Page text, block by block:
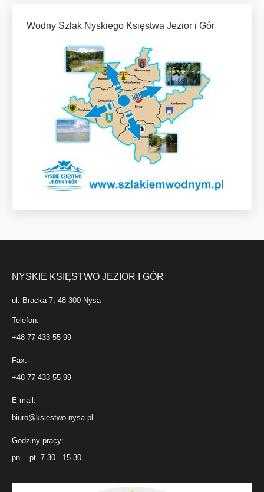
Wodny Szlak Nyskiego Księstwa Jezior i Gór
NYSKIE KSIĘSTWO JEZIOR I GÓR
ul. Bracka 7, 48-300 Nysa
Telefon:
+48 77 433 55 99
Fax:
+48 77 433 55 99
E-mail:
biuro@ksiestwo.nysa.pl
Godziny pracy:
pn. - pt. 7.30 - 15.30